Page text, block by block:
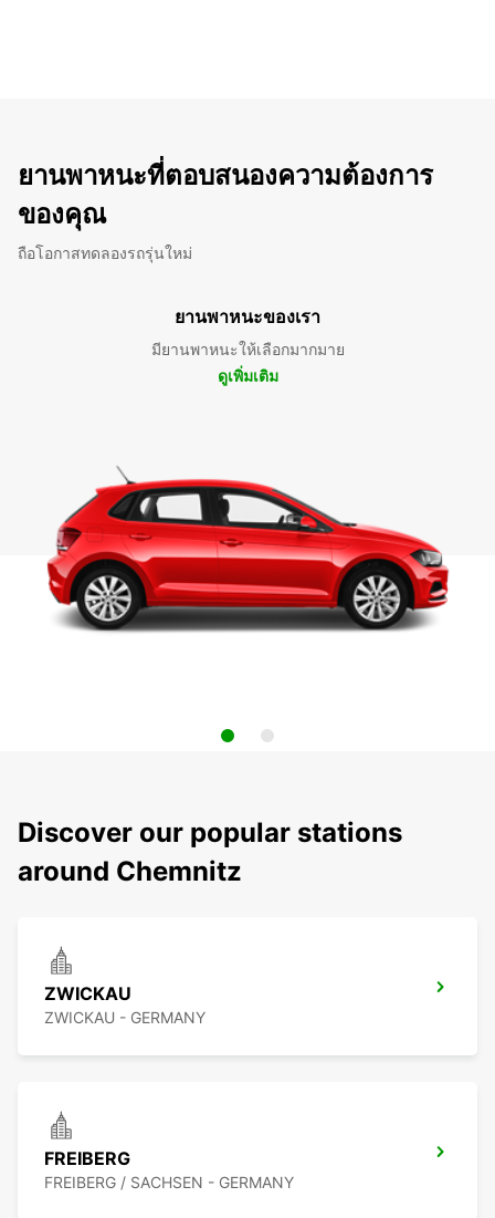
ยานพาหนะที่ตอบสนองความต้องการ
ของคุณ
ถือโอกาสทดลองรถรุ่นใหม่
ยานพาหนะของเรา
มียานพาหนะให้เลือกมากมาย
ดูเพิ่มเติม
Discover our popular stations
around Chemnitz
ZWICKAU
ZWICKAU - GERMANY
FREIBERG
FREIBERG / SACHSEN - GERMANY